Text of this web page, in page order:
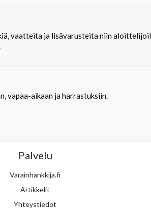
vaatteita ja lisävarusteita niin
vapaa-aikaan ja harrastuksiin.
Palvelu
Varainhankkija.fi
Artikkelit
Yhteystiedot